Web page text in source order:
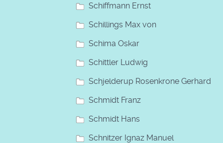
Schiffmann Ernst
Schillings Max von
Schima Oskar
Schittler Ludwig
Schjelderup Rosenkrone Gerhard
Schmidt Franz
Schmidt Hans
Schnitzer Ignaz Manuel